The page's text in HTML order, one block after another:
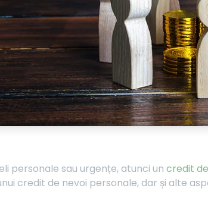
personale sau urgențe, atunci un credit
credit de nevoi personale, dar și alte